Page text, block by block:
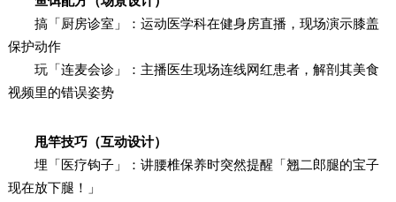
搞「厨房诊室」：运动医学科在健身房直播，现场演示膝盖
保护动作
玩「连麦会诊」：主播医生现场连线网红患者，解剖其美食
视频里的错误姿势
甩竿技巧（互动设计）
埋「医疗钩子」：讲腰椎保养时突然提醒「翘二郎腿的宝子
现在放下腿！」